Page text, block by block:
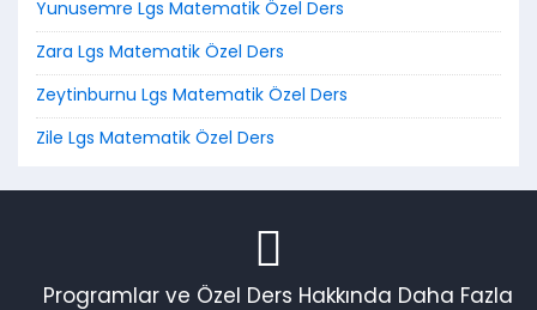
Yunusemre Lgs Matematik Özel Ders
Zara Lgs Matematik Özel Ders
Zeytinburnu Lgs Matematik Özel Ders
Zile Lgs Matematik Özel Ders
Programlar ve Özel Ders Hakkında Daha Fazla